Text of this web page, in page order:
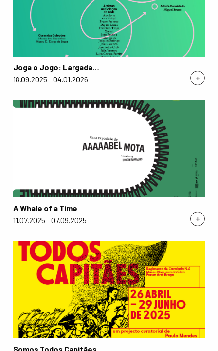
+
Joga o Jogo: Largada…
18.09.2025 - 04.01.2026
+
A Whale of a Time
11.07.2025 - 07.09.2025
Somos Todos Capitães